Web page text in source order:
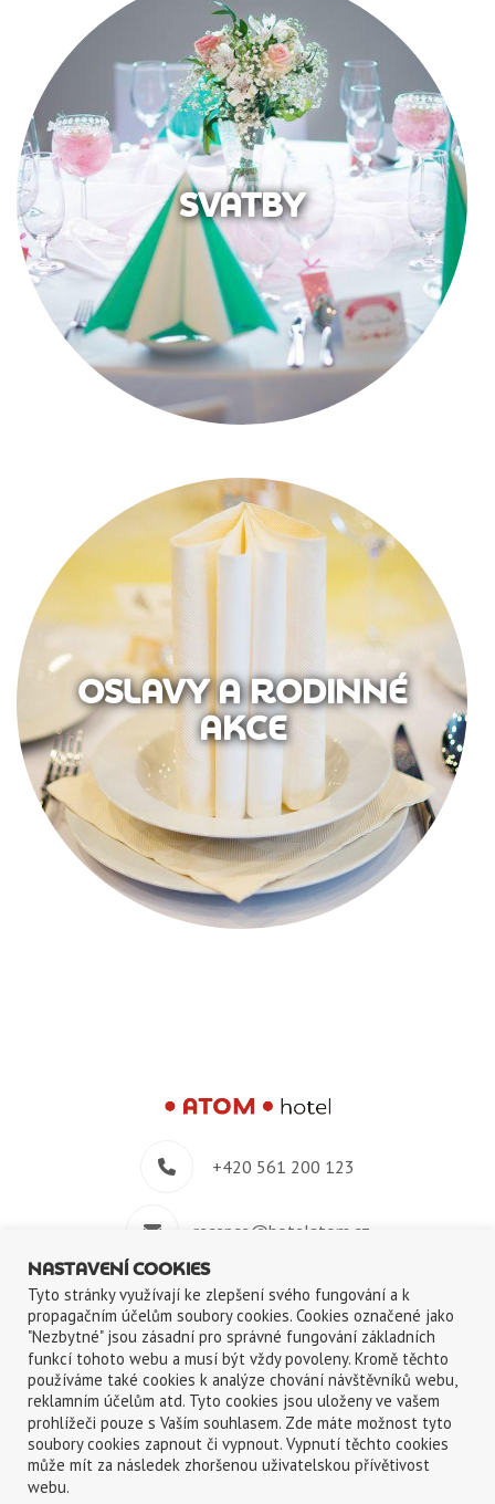
SVATBY
OSLAVY A RODINNÉ
AKCE
+420 561 200 123
recepce@hotelatom.cz
+420 739 348 914
Velkomeziříčská 640/45, 674 01 Třebíč
©2018-2026ATOM s.r.o.| Ochrana osobních údajů|Použití cookies
NASTAVENÍ COOKIES
Tyto stránky využívají ke zlepšení svého fungování a k
propagačním účelům soubory cookies. Cookies označené jako
"Nezbytné" jsou zásadní pro správné fungování základních
funkcí tohoto webu a musí být vždy povoleny. Kromě těchto
používáme také cookies k analýze chování návštěvníků webu,
reklamním účelům atd. Tyto cookies jsou uloženy ve vašem
prohlížeči pouze s Vaším souhlasem. Zde máte možnost tyto
soubory cookies zapnout či vypnout. Vypnutí těchto cookies
může mít za následek zhoršenou uživatelskou přívětivost
webu.